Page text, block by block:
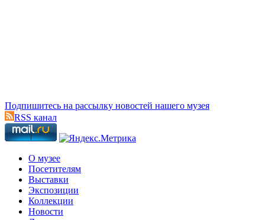
Подпишитесь на рассылку новостей нашего музея
RSS канал
О музее
Посетителям
Выставки
Экспозиции
Коллекции
Новости